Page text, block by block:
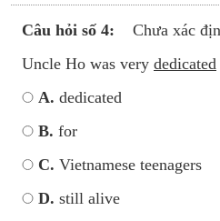
Câu hỏi số 4:
Chưa xác
Uncle Ho was very dedicated
A. dedicated
B. for
C. Vietnamese teenagers
D. still alive